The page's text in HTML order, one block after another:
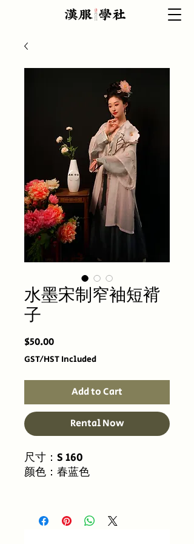
水墨宋制窄袖短褙
子
$50.00Price
GST/HST Included
Add to Cart
Rental Now
尺寸：S 160
颜色：春蓝色